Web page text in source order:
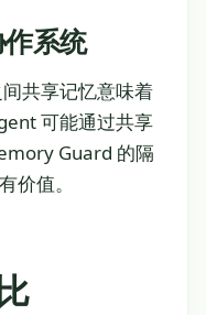
系统
共享记忆意味着
可能通过共享
Guard 的隔
价值。